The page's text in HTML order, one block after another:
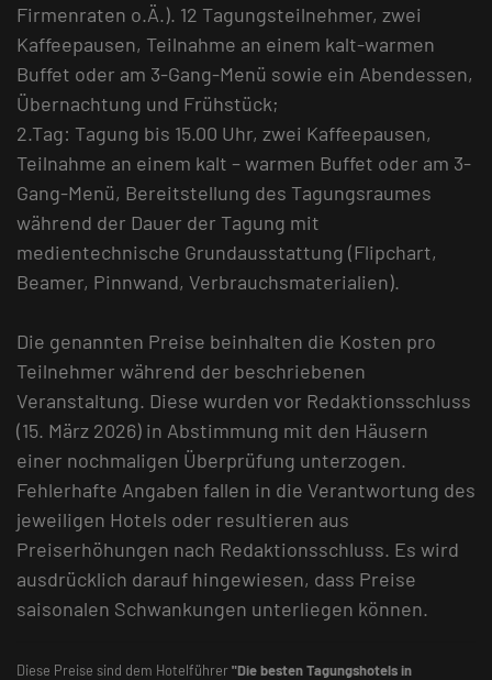
Firmenraten o.Ä.). 12 Tagungsteilnehmer, zwei
Kaffeepausen, Teilnahme an einem kalt-warmen
Buffet oder am 3-Gang-Menü sowie ein Abendessen,
Übernachtung und Frühstück;
2.Tag: Tagung bis 15.00 Uhr, zwei Kaffeepausen,
Teilnahme an einem kalt – warmen Buffet oder am 3-
Gang-Menü, Bereitstellung des Tagungsraumes
während der Dauer der Tagung mit
medientechnische Grundausstattung (Flipchart,
Beamer, Pinnwand, Verbrauchsmaterialien).
Die genannten Preise beinhalten die Kosten pro
Teilnehmer während der beschriebenen
Veranstaltung. Diese wurden vor Redaktionsschluss
(15. März 2026) in Abstimmung mit den Häusern
einer nochmaligen Überprüfung unterzogen.
Fehlerhafte Angaben fallen in die Verantwortung des
jeweiligen Hotels oder resultieren aus
Preiserhöhungen nach Redaktionsschluss. Es wird
ausdrücklich darauf hingewiesen, dass Preise
saisonalen Schwankungen unterliegen können.
Diese Preise sind dem Hotelführer"Die besten Tagungshotels in